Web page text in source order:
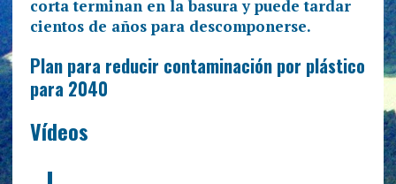
Plan para reducir contaminación por plástico
para 2040
Vídeos